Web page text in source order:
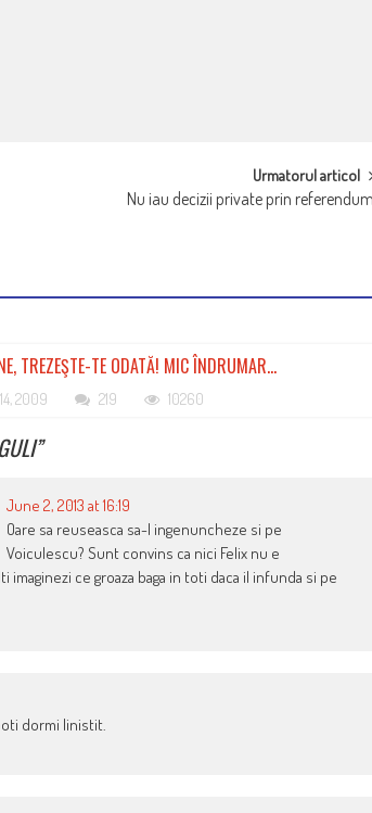
Urmatorul articol
Nu iau decizii private prin
TREZEŞTE-TE ODATĂ! MIC ÎNDRUMAR…
2009 219 10260
”
June 2, 2013 at 16:19
Oare sa reuseasca sa-l ingenuncheze si pe
Voiculescu? Sunt convins ca nici Felix nu e
ce groaza baga in toti daca il infunda si pe
dormi linistit.